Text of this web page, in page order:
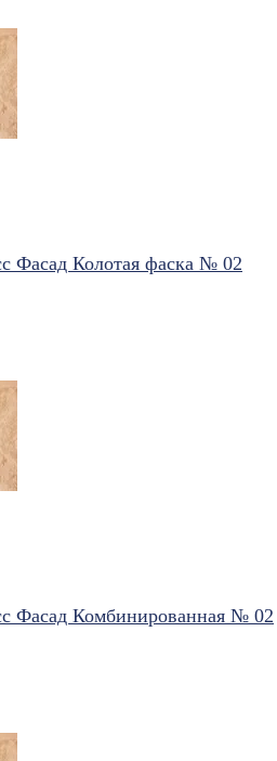
Фасад Колотая фаска № 02
Фасад Комбинированная № 02